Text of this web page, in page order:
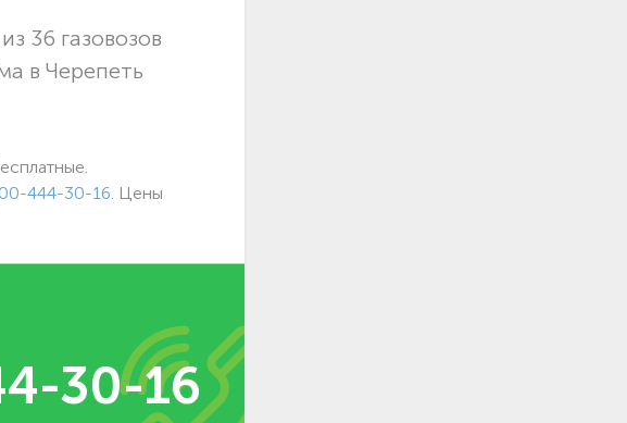
36 газовозов
в Черепеть
444-30-16 . Цены
30-16